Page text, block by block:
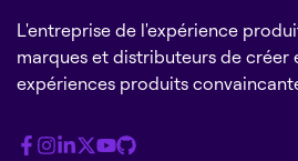
L'entreprise de l'expérience
marques et distributeurs de créer
expériences produits